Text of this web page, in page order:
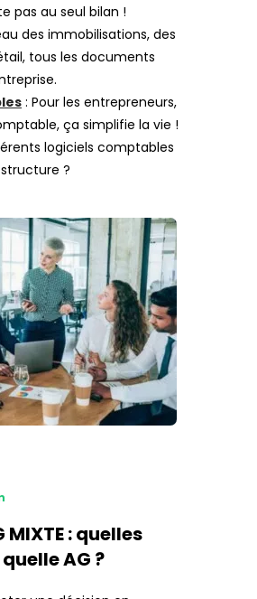
pas au seul bilan !
des immobilisations, des
tous les documents
: Pour les entrepreneurs,
ça simplifie la vie !
logiciels comptables
?
MIXTE : quelles
AG ?